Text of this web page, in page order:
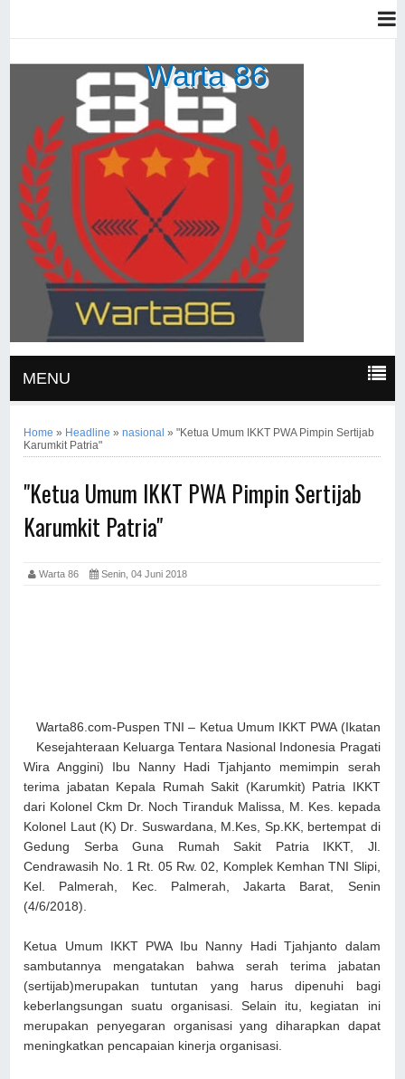
Warta 86
MENU
Home » Headline »nasional »"Ketua Umum IKKT PWA Pimpin Sertijab
Karumkit Patria"
"Ketua Umum IKKT PWA Pimpin Sertijab
Karumkit Patria"
Warta 86 Senin, 04 Juni 2018
Warta86.com-Puspen TNI – Ketua Umum IKKT PWA (Ikatan
Kesejahteraan Keluarga Tentara Nasional Indonesia Pragati
Wira Anggini) Ibu Nanny Hadi Tjahjanto memimpin serah
terima jabatan Kepala Rumah Sakit (Karumkit) Patria IKKT
dari Kolonel Ckm Dr. Noch TirandukMalissa, M. Kes.
kepada
Kolonel Laut(K) Dr Suswardana, M.Kes, Sp. KK, bertempat di
Gedung Serba Guna Rumah Sakit Patria IKKT, Jl.
Cendrawasih No. 1 Rt. 05 Rw. 02, Komplek Kemhan TNI Slipi,
Kel. Palmerah, Kec. Palmerah, Jakarta Barat, Senin
(4/6/2018).
Ketua Umum IKKT PWA Ibu Nanny Hadi Tjahjanto dalam
sambutannya mengatakan bahwa serah terima jabatan
(sertijab)merupakan tuntutan yang harus dipenuhi bagi
keberlangsungan suatu organisasi. Selain itu, kegiatan ini
merupakan penyegaran organisasi yang diharapkan dapat
meningkatkan pencapaian kinerja organisasi.